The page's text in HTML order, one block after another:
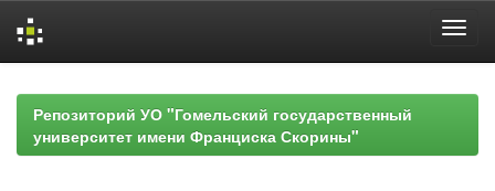
navigationРепозиторий УО "Гомельский государственный
университет имени Франциска Скорины"